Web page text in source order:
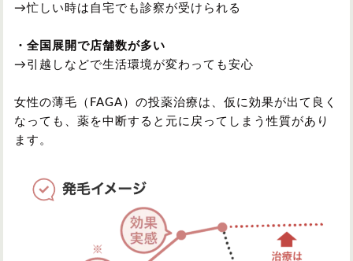
→忙しい時は自宅でも診察が受けられる
・全国展開で店舗数が多い
→引越しなどで生活環境が変わっても安心
女性の薄毛（FAGA）の投薬治療は、仮に効果が出て良く
なっても、薬を中断すると元に戻ってしまう性質があり
ます。